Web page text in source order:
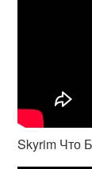
Skyrim Что